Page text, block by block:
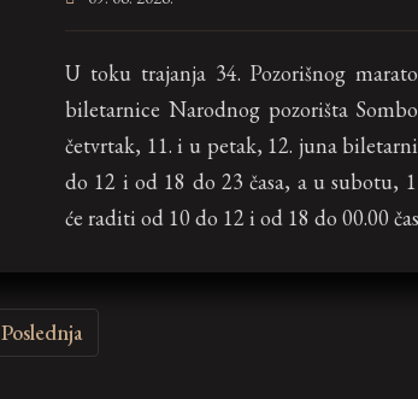
U toku trajanja 34. Pozorišnog
biletarnice Narodnog pozorišta
četvrtak, 11. i u petak, 12. juna
do 12 i od 18 do 23 časa, a u subotu,
će raditi od 10 do 12 i od 18 do 00.00
Poslednja